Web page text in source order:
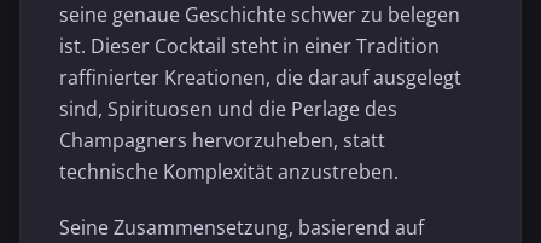
seine genaue Geschichte schwer zu belegen
ist. Dieser Cocktail steht in einer Tradition
raffinierter Kreationen, die darauf ausgelegt
sind, Spirituosen und die Perlage des
Champagners hervorzuheben, statt
technische Komplexität anzustreben.
Seine Zusammensetzung, basierend auf